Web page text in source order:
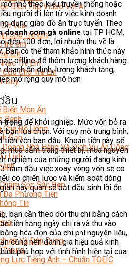
Biên Tập Video Với Ai
Vua
Cho Trẻ Em
trẻ em
Em
Trẻ Em
Cứu Cho Trẻ Em
Duy
Biến Món Ăn
Bánh
Chế Đồ Uống
Sạn
Doanh Nhà Hàng Và Dịch Vụ Ăn Uống
Lịch
Sóc Sắc Đẹp
Đa Phương Tiện
Tin
Và Dân Dụng
Thông
Lực Tiếng Anh – Chuẩn TOEIC
nhỏ theo kiểu truyền thống hoặc
người đi lên từ việc kinh doanh
dụng giao đồ ăn trực tuyến. Theo
doanh cơm gà online tại TP HCM,
đến 100 đơn, lợi nhuận thu về là
Bạn có thể tham khảo hình thức này
offline để thêm lượng khách hàng.
ổn định, lượng khách tăng,
mở rộng quy mô hơn.
trọng để khởi nghiệp. Mức vốn bỏ ra
bạn lựa chọn. Với quy mô trung bình,
vốn ban đầu. Khoản tiền này sẽ
mua sắm trang thiết bị, mua nguyên
nghiệm của những người đang kinh
năm đầu việc xoay vòng vốn sẽ có
có chiến lược và kiểm soát dòng
này quán sẽ bắt đầu sinh lời ổn
bạn cần theo dõi thu chi bằng cách
tiền hằng ngày chi ra và thu vào.
hóa đơn của chi phí nguyên liệu,
cũng nên đánh giá hiệu quả kinh
phù hợp với tình hình hiện tại của